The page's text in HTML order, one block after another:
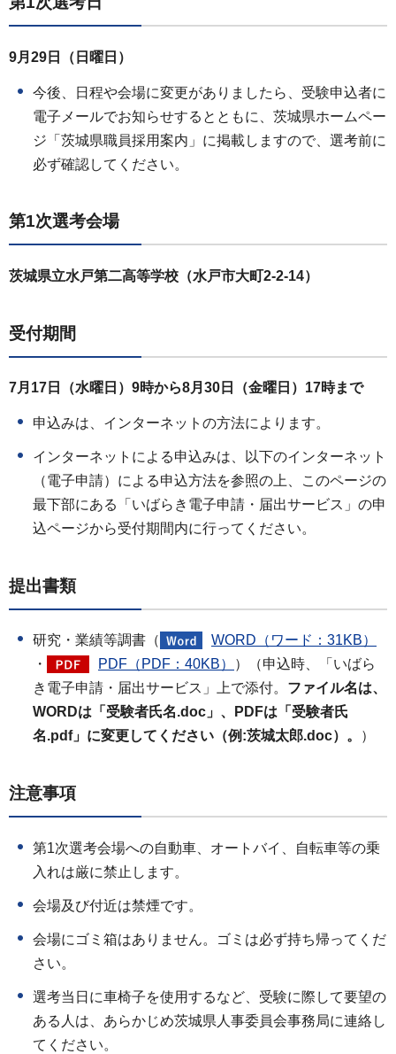
9月29日（日曜日）
今後、日程や会場に変更がありましたら、受験申込者に
電子メールでお知らせするとともに、茨城県ホームペー
ジ「茨城県職員採用案内」に掲載しますので、選考前に
必ず確認してください。
第1次選考会場
茨城県立水戸第二高等学校（水戸市大町2-2-14）
受付期間
7月17日（水曜日）9時から8月30日（金曜日）17時まで
申込みは、インターネットの方法によります。
インターネットによる申込みは、以下のインターネット
（電子申請）による申込方法を参照の上、このページの
最下部にある「いばらき電子申請・届出サービス」の申
込ページから受付期間内に行ってください。
提出書類
研究・業績等調書（
WORD（ワード：31KB）
・
PDF（PDF：40KB）
）（申込時、「いばら
き電子申請・届出サービス」上で添付。 ファイル名は、
WORDは「受験者氏名.doc」、PDFは「受験者氏
名.pdf」に変更してください（例:茨城太郎.doc）。
）
注意事項
第1次選考会場への自動車、オートバイ、自転車等の乗
入れは厳に禁止します。
会場及び付近は禁煙です。
会場にゴミ箱はありません。ゴミは必ず持ち帰ってくだ
さい。
選考当日に車椅子を使用するなど、受験に際して要望の
ある人は、あらかじめ茨城県人事委員会事務局に連絡し
てください。